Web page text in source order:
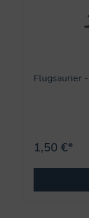
Flugsaurier
1,50 €*